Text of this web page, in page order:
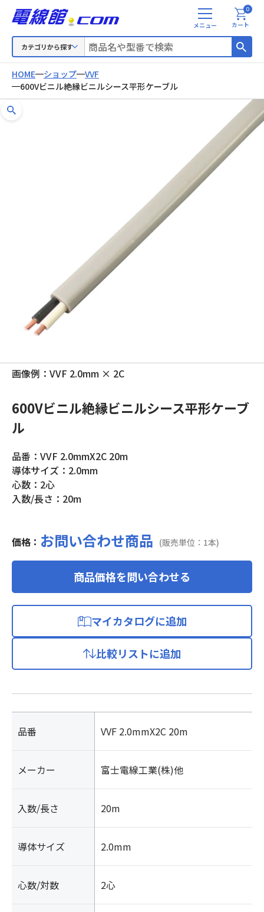
カテゴリから探す
メ
ニ
カート
0
HOME ショップ
VVF
600Vビニル絶縁ビニルシース平形ケーブル
画像例：VVF 2.0mm × 2C
600Vビニル絶縁ビニルシース平形ケーブ
ル
品番：VVF 2.0mmX2C 20m
導体サイズ：2.0mm
心数：2心
入数/長さ：20m
価格： お問い合わせ商品 (販売単位：1本)
商品価格を問い合わせる
マイカタログに追加
比較リストに追加
品番 VVF 2.0mmX2C 20m
メーカー 富士電線工業(株)他
入数/長さ 20m
導体サイズ 2.0mm
心数/対数 2心